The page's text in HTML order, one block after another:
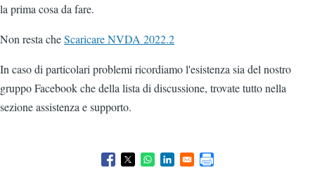
la prima cosa da fare.
Non resta cheScaricare NVDA 2022.2
In caso di particolari problemi ricordiamo l'esistenza sia del nostro
gruppo Facebook che della lista di discussione, trovate tutto nella
sezione assistenza e supporto.